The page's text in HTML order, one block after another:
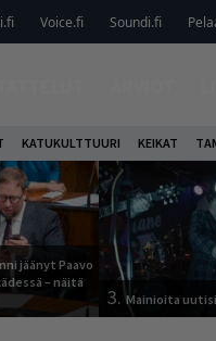
Voice.fi Soundi.fi
KATUKULTTUURI KEIKAT
jäänyt Paavo
– näitä
3.Mainioita